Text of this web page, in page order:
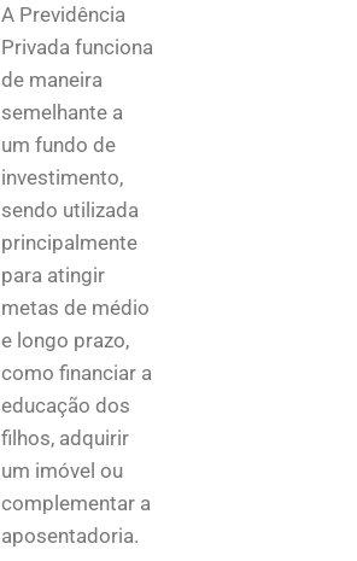
A Previdência
Privada funciona
de maneira
semelhante a
um fundo de
investimento,
sendo utilizada
principalmente
para atingir
metas de médio
e longo prazo,
como financiar a
educação dos
filhos, adquirir
um imóvel ou
complementar a
aposentadoria.